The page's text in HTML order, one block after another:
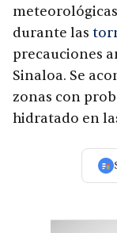
durante las
precauciones
Sinaloa. Se
zonas con
hidratado en